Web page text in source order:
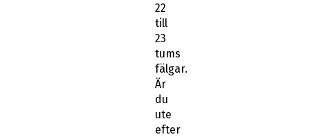
22
till
23
tums
fälgar.
Är
du
ute
efter